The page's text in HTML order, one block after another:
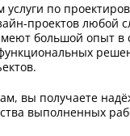
услуги по
проектов любой
большой опыт в
вы получаете
выполненных